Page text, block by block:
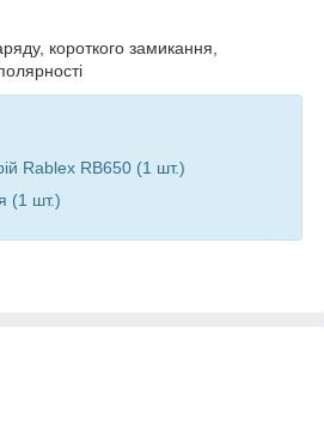
короткого замикання,
Rablex RB650 (1 шт.)
(1 шт.)